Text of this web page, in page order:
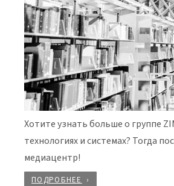
Хотите узнать больше о группе
технологиях и системах? Тогда
медиацентр!
ПОДРОБНЕЕ